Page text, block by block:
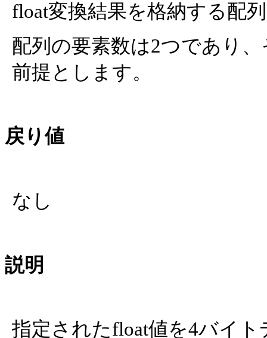
float変換結果を格納する配
配列の要素数は2つであり
前提とします。
戻り値
なし
説明
指定されたfloat値を4バイ